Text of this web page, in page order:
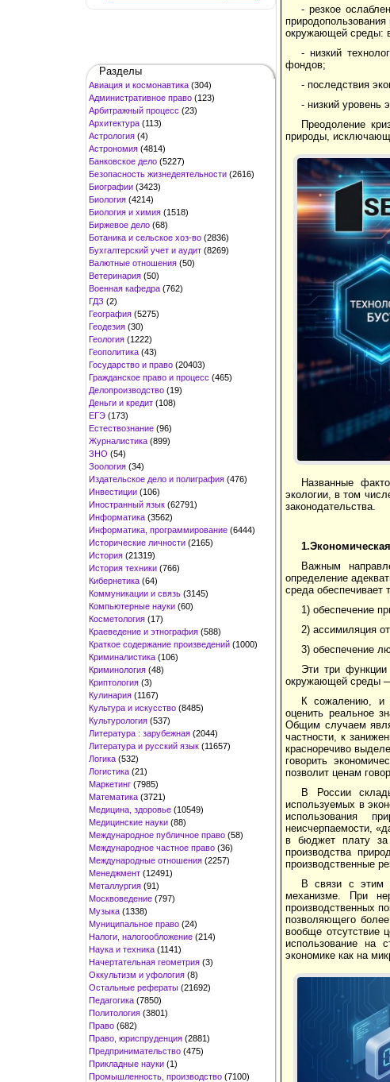
Разделы
Авиация и космонавтика (304)
Административное право (123)
Арбитражный процесс (23)
Архитектура (113)
Астрология (4)
Астрономия (4814)
Банковское дело (5227)
Безопасность жизнедеятельности (2616)
Биографии (3423)
Биология (4214)
Биология и химия (1518)
Биржевое дело (68)
Ботаника и сельское хоз-во (2836)
Бухгалтерский учет и аудит (8269)
Валютные отношения (50)
Ветеринария (50)
Военная кафедра (762)
ГДЗ (2)
География (5275)
Геодезия (30)
Геология (1222)
Геополитика (43)
Государство и право (20403)
Гражданское право и процесс (465)
Делопроизводство (19)
Деньги и кредит (108)
ЕГЭ (173)
Естествознание (96)
Журналистика (899)
ЗНО (54)
Зоология (34)
Издательское дело и полиграфия (476)
Инвестиции (106)
Иностранный язык (62791)
Информатика (3562)
Информатика, программирование (6444)
Исторические личности (2165)
История (21319)
История техники (766)
Кибернетика (64)
Коммуникации и связь (3145)
Компьютерные науки (60)
Косметология (17)
Краеведение и этнография (588)
Краткое содержание произведений (1000)
Криминалистика (106)
Криминология (48)
Криптология (3)
Кулинария (1167)
Культура и искусство (8485)
Культурология (537)
Литература : зарубежная (2044)
Литература и русский язык (11657)
Логика (532)
Логистика (21)
Маркетинг (7985)
Математика (3721)
Медицина, здоровье (10549)
Медицинские науки (88)
Международное публичное право (58)
Международное частное право (36)
Международные отношения (2257)
Менеджмент (12491)
Металлургия (91)
Москвоведение (797)
Музыка (1338)
Муниципальное право (24)
Налоги, налогообложение (214)
Наука и техника (1141)
Начертательная геометрия (3)
Оккультизм и уфология (8)
Остальные рефераты (21692)
Педагогика (7850)
Политология (3801)
Право (682)
Право, юриспруденция (2881)
Предпринимательство (475)
Прикладные науки (1)
Промышленность, производство (7100)
- резкое
окружающей среды:
- низкий
фондов;
- последствия
- низкий уровень
Преодоление
природы,
Названные
экологии, в том
законодательства.
Важным
определение
среда обеспечивает
1) обеспечение
2) ассимиляция
3) обеспечение
Эти три функции
окружающей среды
К сожалению, и
оценить реальное
Общим случаем
частности, к
красноречиво
говорить
позволит ценам
В России
используемых в
использования
неисчерпаемости,
в бюджет плату
производства
производственные
В связи с этим
механизме. При
производственных
позволяющего
вообще отсутствие
использование на
экономике как на